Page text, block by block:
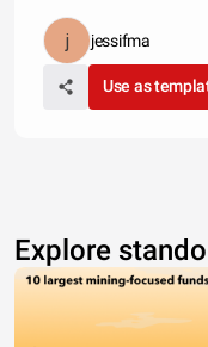
jessifma
Use as
Explore